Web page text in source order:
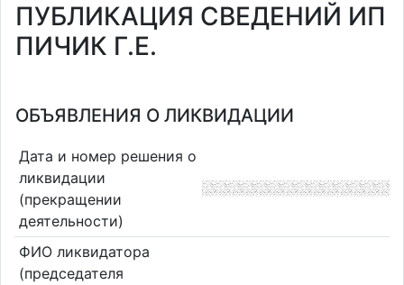
ПУБЛИКАЦИЯ СВЕДЕНИЙ ИП
ПИЧИК Г.Е.
ОБЪЯВЛЕНИЯ О ЛИКВИДАЦИИ
Дата и номер решения о
ликвидации
(прекращении
деятельности)
ФИО ликвидатора
(председателя